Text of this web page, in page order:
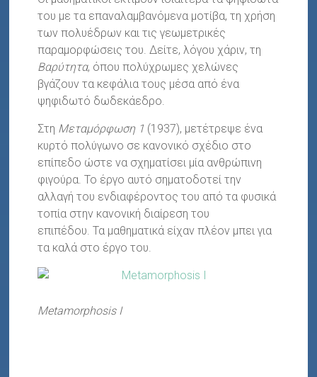
του με τα επαναλαμβανόμενα μοτίβα, τη χρήση
των πολυέδρων και τις γεωμετρικές
παραμορφώσεις του. Δείτε, λόγου χάριν, τη
Βαρύτητα, όπου πολύχρωμες χελώνες
βγάζουν τα κεφάλια τους μέσα από ένα
ψηφιδωτό δωδεκάεδρο.
Στη Μεταμόρφωση 1 (1937), μετέτρεψε ένα
κυρτό πολύγωνο σε κανονικό σχέδιο στο
επίπεδο ώστε να σχηματίσει μία ανθρώπινη
φιγούρα. Το έργο αυτό σηματοδοτεί την
αλλαγή του ενδιαφέροντος του από τα φυσικά
τοπία στην κανονική διαίρεση του
επιπέδου. Τα μαθηματικά είχαν πλέον μπει για
τα καλά στο έργο του.
Metamorphosis I